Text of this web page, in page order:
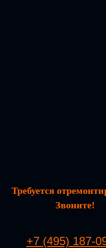
Требуется
Звоните!
+7 (495) 187-